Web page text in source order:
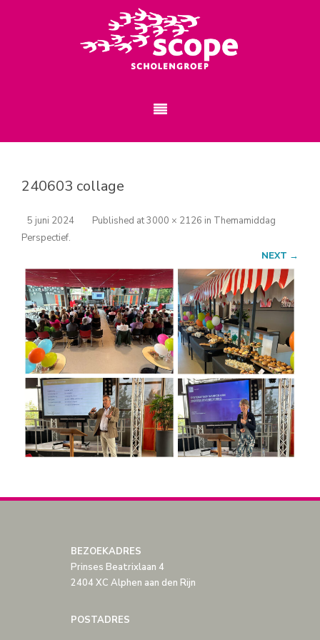
240603 collage
Published
5 juni 2024 at3000 × 2126 in Themamiddag
Perspectief.
NEXT →
BEZOEKADRES
Prinses Beatrixlaan 4
2404 XC Alphen aan den Rijn
POSTADRES